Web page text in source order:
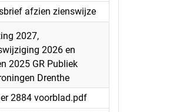
afzien zienswijze
2027,
2026 en
2025 GR Publiek
Drenthe
2884 voorblad.pdf